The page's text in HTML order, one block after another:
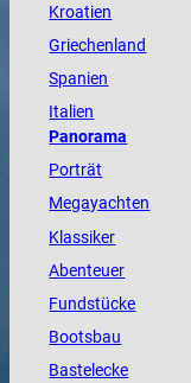
Kroatien
Griechenland
Spanien
Italien
Panorama
Porträt
Megayachten
Klassiker
Abenteuer
Fundstücke
Bootsbau
Bastelecke